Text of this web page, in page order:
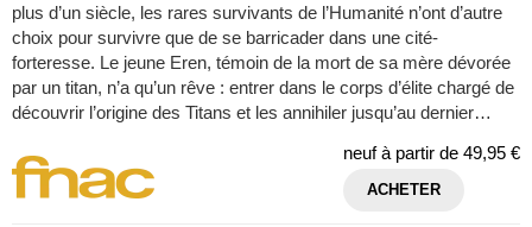
plus d’un siècle, les rares survivants de l’Humanité n’ont d’autre
choix pour survivre que de se barricader dans une cité-
forteresse. Le jeune Eren, témoin de la mort de sa mère dévorée
par un titan, n’a qu’un rêve : entrer dans le corps d’élite chargé de
découvrir l’origine des Titans et les annihiler jusqu’au dernier…
neuf à partir de 49,95 €
ACHETER